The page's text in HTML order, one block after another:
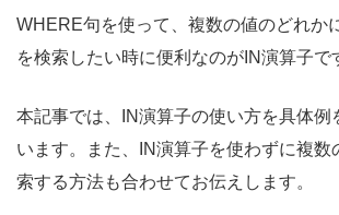
WHERE句を使って、複数の値のどれか
を検索したい時に便利なのがIN演算子で
本記事では、IN演算子の使い方を具体例
います。また、IN演算子を使わずに複数
索する方法も合わせてお伝えします。